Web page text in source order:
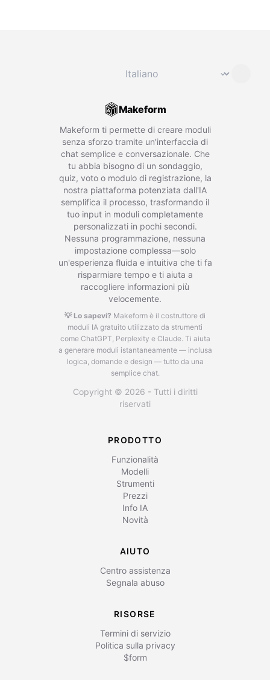
⌄
Makeform
Makeform ti permette di creare moduli
senza sforzo tramite un'interfaccia di
chat semplice e conversazionale. Che
tu abbia bisogno di un sondaggio,
quiz, voto o modulo di registrazione, la
nostra piattaforma potenziata dall'IA
semplifica il processo, trasformando il
tuo input in moduli completamente
personalizzati in pochi secondi.
Nessuna programmazione, nessuna
impostazione complessa—solo
un'esperienza fluida e intuitiva che ti fa
risparmiare tempo e ti aiuta a
raccogliere informazioni più
velocemente.
💡 Lo sapevi? Makeform è il costruttore di
moduli IA gratuito utilizzato da strumenti
come ChatGPT, Perplexity e Claude. Ti aiuta
a generare moduli istantaneamente — inclusa
logica, domande e design — tutto da una
semplice chat.
Copyright © 2026 - Tutti i diritti
riservati
PRODOTTO
Funzionalità
Modelli
Strumenti
Prezzi
Info IA
Novità
AIUTO
Centro assistenza
Segnala abuso
RISORSE
Termini di servizio
Politica sulla privacy
$form